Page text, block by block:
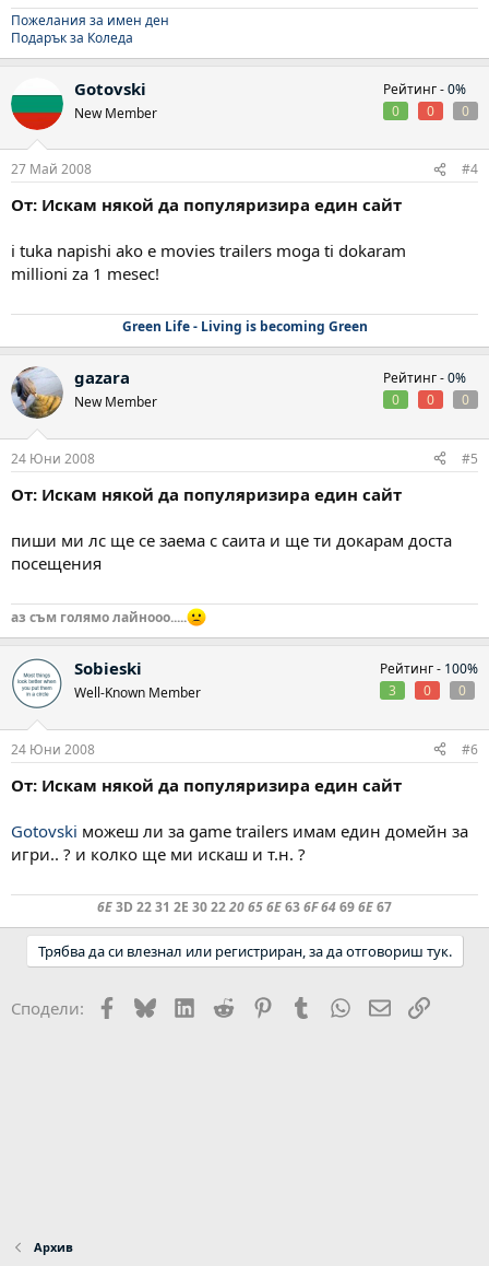
Пожелания за имен ден
Подарък за Коледа
Gotovski
New Member
Рейтинг -0%
0
0 0
27 Май 2008 #4
От: Искам някой да популяризира един сайт
i tuka napishi ako e movies trailers moga ti dokaram
millioni za 1 mesec!
Green Life - Living is becoming Green
gazara
New Member
Рейтинг -0%
0
0 0
24 Юни 2008 #5
От: Искам някой да популяризира един сайт
пиши ми лс ще се заема с саита и ще ти докарам доста
посещения
аз съм голямо лайнооо.....
Sobieski
Well-Known Member
Рейтинг - 100%
3
0 0
24 Юни 2008 #6
От: Искам някой да популяризира един сайт
Gotovski можеш ли за game trailers имам един домейн за
игри.. ? и колко ще ми искаш и т.н. ?
6E3D 22 31 2E 30 2220 65 6E636F 64696E67
Трябва да си влезнал или регистриран, за да отговориш тук.
Сподели: Facebook
BlueskyLinkedIn
Reddit PinterestTumblr WhatsApp
EmailLink
Архив